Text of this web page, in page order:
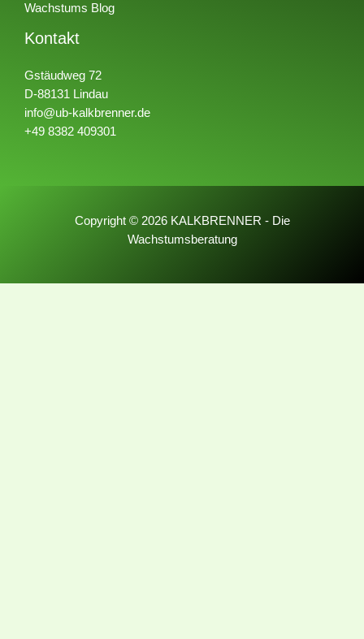
Wachstums Blog
Kontakt
Gstäudweg 72
D-88131 Lindau
info@ub-kalkbrenner.de
+49 8382 409301
Copyright © 2026 KALKBRENNER - Die
Wachstumsberatung